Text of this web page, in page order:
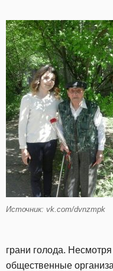
Источник: vk.com/dvnzmpk
грани голода.
общественные